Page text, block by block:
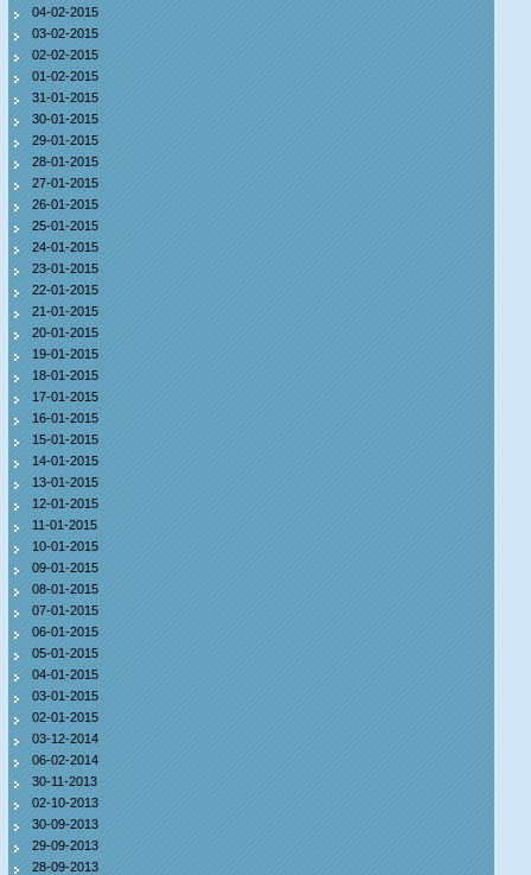
04-02-2015
03-02-2015
02-02-2015
01-02-2015
31-01-2015
30-01-2015
29-01-2015
28-01-2015
27-01-2015
26-01-2015
25-01-2015
24-01-2015
23-01-2015
22-01-2015
21-01-2015
20-01-2015
19-01-2015
18-01-2015
17-01-2015
16-01-2015
15-01-2015
14-01-2015
13-01-2015
12-01-2015
11-01-2015
10-01-2015
09-01-2015
08-01-2015
07-01-2015
06-01-2015
05-01-2015
04-01-2015
03-01-2015
02-01-2015
03-12-2014
06-02-2014
30-11-2013
02-10-2013
30-09-2013
29-09-2013
28-09-2013